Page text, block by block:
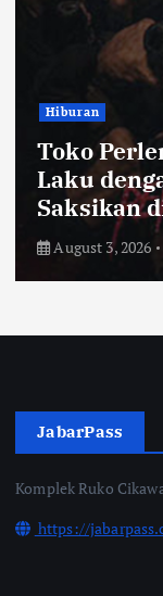
Hiburan
Toko
Laku
Saksikan
August 3, 2026
JabarPass
Komplek Ruko
https://